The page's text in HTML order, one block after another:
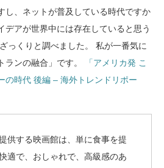
し、ネットが普及している時代ですか
デアが世界中には存在していると思う
っくりと調べました。 私が一番気に
ランの融合」です。
「アメリカ発 こ
の時代 後編 – 海外トレンドリポー
供する映画館は、単に食事を提
適で、おしゃれで、高級感のあ